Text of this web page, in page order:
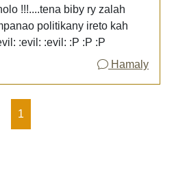
!!!....tena biby ry zalah
politikany ireto kah
:evil: :evil: :P :P :P
Hamaly
1